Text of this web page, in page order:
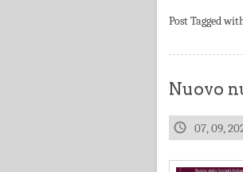
Post Tagged
Nuovo
07, 09,